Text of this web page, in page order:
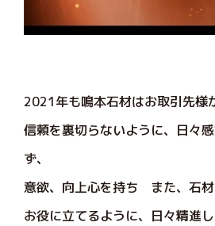
2021年も鳴本石材はお取引先様
信頼を裏切らないように、日々
ず、
意欲、向上心を持ち また、石
お役に立てるように、日々精進し